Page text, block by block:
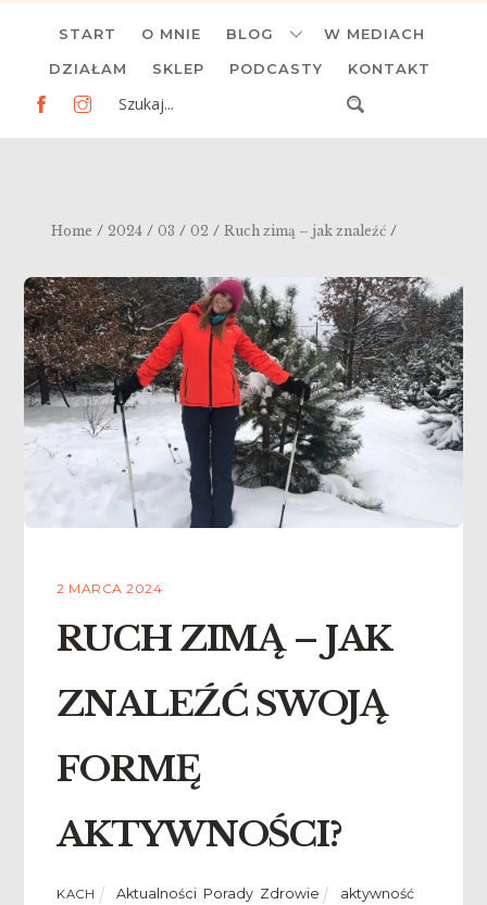
content
START O MNIE BLOG W MEDIACH
DZIAŁAM SKLEP PODCASTY KONTAKT
Home / 2024 / 03 / 02 / Ruch zimą – jak znaleźć /
2 MARCA 2024
RUCH ZIMĄ – JAK
ZNALEŹĆ SWOJĄ
FORMĘ
AKTYWNOŚCI?
KACH Aktualności, Porady, Zdrowie aktywność,